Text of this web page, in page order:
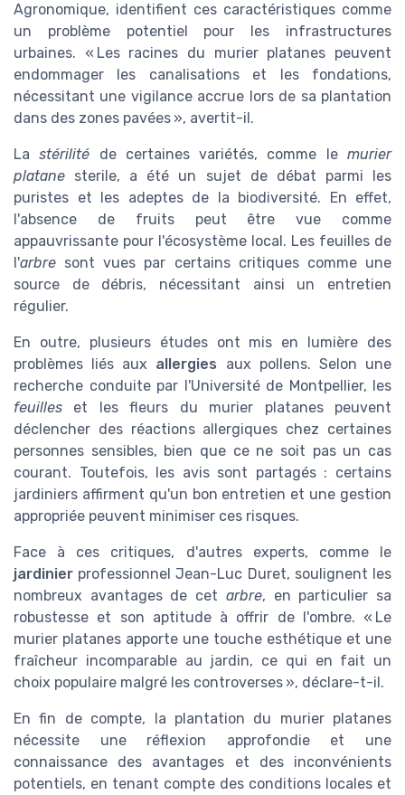
Agronomique, identifient ces caractéristiques comme
un problème potentiel pour les infrastructures
urbaines. « Les racines du murier platanes peuvent
endommager les canalisations et les fondations,
nécessitant une vigilance accrue lors de sa plantation
dans des zones pavées », avertit-il.
Lastérilité de certaines variétés, comme lemurier
platane sterile, a été un sujet de débat parmi les
puristes et les adeptes de la biodiversité. En effet,
l'absence de fruits peut être vue comme
appauvrissante pour l'écosystème local. Les feuilles de
l'arbre sont vues par certains critiques comme une
source de débris, nécessitant ainsi un entretien
régulier.
En outre, plusieurs études ont mis en lumière des
problèmes liés aux allergies aux pollens. Selon une
recherche conduite par l'Université de Montpellier, les
feuilles et les fleurs du murier platanes peuvent
déclencher des réactions allergiques chez certaines
personnes sensibles, bien que ce ne soit pas un cas
courant. Toutefois, les avis sont partagés : certains
jardiniers affirment qu'un bon entretien et une gestion
appropriée peuvent minimiser ces risques.
Face à ces critiques, d'autres experts, comme le
jardinier professionnel Jean-Luc Duret, soulignent les
nombreux avantages de cet arbre, en particulier sa
robustesse et son aptitude à offrir de l'ombre. « Le
murier platanes apporte une touche esthétique et une
fraîcheur incomparable au jardin, ce qui en fait un
choix populaire malgré les controverses », déclare-t-il.
En fin de compte, la plantation du murier platanes
nécessite une réflexion approfondie et une
connaissance des avantages et des inconvénients
potentiels, en tenant compte des conditions locales et